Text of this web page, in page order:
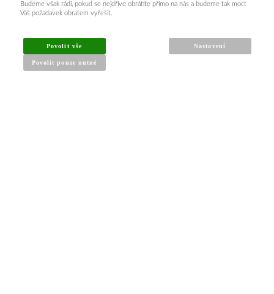
Budeme však rádi, pokud se nejdříve obrátíte přímo na nás a budeme tak moct
Váš požadavek obratem vyřešit.
Povolit vše
Povolit pouze nutné
Nastavení